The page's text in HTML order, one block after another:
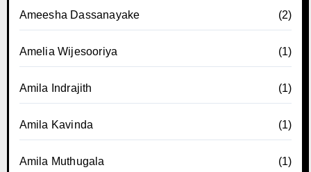
Ameesha Dassanayake (2)
Amelia Wijesooriya (1)
Amila Indrajith (1)
Amila Kavinda (1)
Amila Muthugala (1)